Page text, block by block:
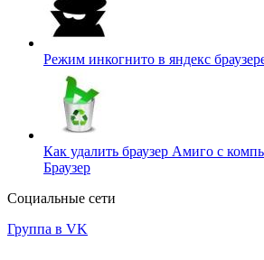
Режим инкогнито в яндекс
Как удалить браузер Амиго с
Браузер
Социальные сети
Группа в VK